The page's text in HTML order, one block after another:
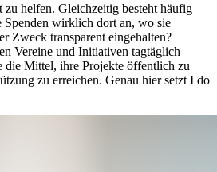
zu helfen. Gleichzeitig besteht häufig
wirklich dort an, wo sie
Zweck transparent eingehalten?
Vereine und Initiativen tagtäglich
die Mittel, ihre Projekte öffentlich zu
zu erreichen. Genau hier setzt I do